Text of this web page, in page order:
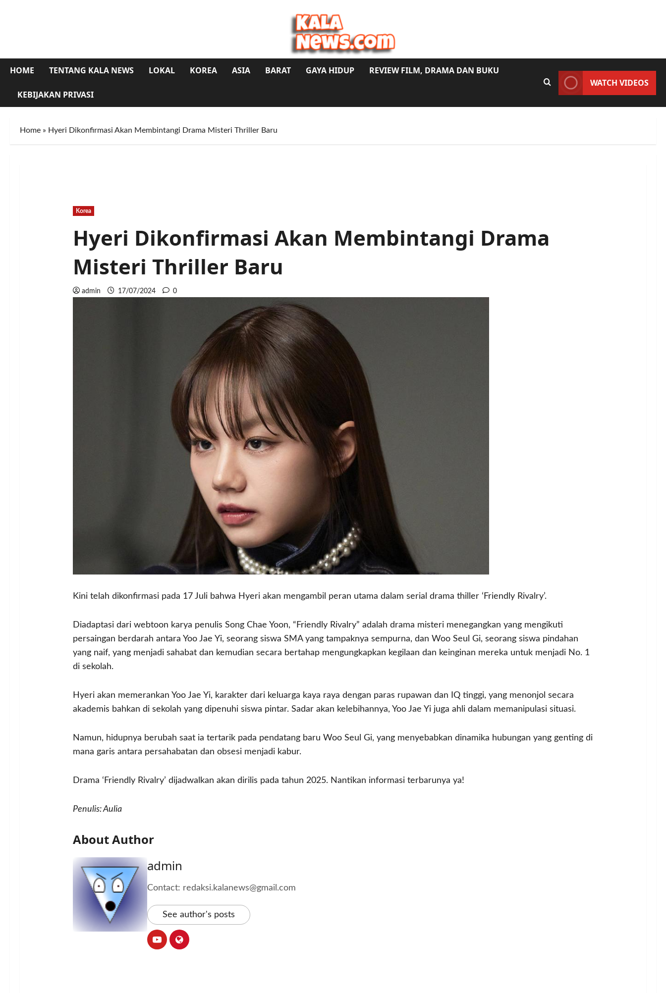
HOME TENTANG KALA NEWS LOKAL KOREA ASIA BARAT GAYA HIDUP REVIEW FILM, DRAMA DAN BUKU
KEBIJAKAN PRIVASI
WATCH VIDEOS
Home » Hyeri Dikonfirmasi Akan Membintangi Drama Misteri Thriller Baru
Korea
Hyeri Dikonfirmasi Akan Membintangi Drama
Misteri Thriller Baru
admin 17/07/2024 0
Kini telah dikonfirmasi pada 17 Juli bahwa Hyeri akan mengambil peran utama dalam serial drama thiller ‘Friendly Rivalry’.
Diadaptasi dari webtoon karya penulis Song Chae Yoon, “Friendly Rivalry” adalah drama misteri menegangkan yang mengikuti
persaingan berdarah antara Yoo Jae Yi, seorang siswa SMA yang tampaknya sempurna, dan Woo Seul Gi, seorang siswa pindahan
yang naif, yang menjadi sahabat dan kemudian secara bertahap mengungkapkan kegilaan dan keinginan mereka untuk menjadi No. 1
di sekolah.
Hyeri akan memerankan Yoo Jae Yi, karakter dari keluarga kaya raya dengan paras rupawan dan IQ tinggi, yang menonjol secara
akademis bahkan di sekolah yang dipenuhi siswa pintar. Sadar akan kelebihannya, Yoo Jae Yi juga ahli dalam memanipulasi situasi.
Namun, hidupnya berubah saat ia tertarik pada pendatang baru Woo Seul Gi, yang menyebabkan dinamika hubungan yang genting di
mana garis antara persahabatan dan obsesi menjadi kabur.
Drama ‘Friendly Rivalry’ dijadwalkan akan dirilis pada tahun 2025. Nantikan informasi terbarunya ya!
Penulis: Aulia
About Author
admin
Contact: redaksi.kalanews@gmail.com
See author's posts